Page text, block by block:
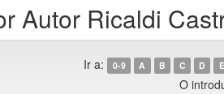
Autor Ricaldi
Ir a: 0-9 A B C D E
O